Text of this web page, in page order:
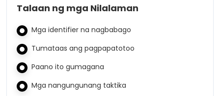
Talaan ng mga Nilalaman
Mga identifier na nagbabago
Tumataas ang pagpapatotoo
Paano ito gumagana
Mga nangungunang taktika